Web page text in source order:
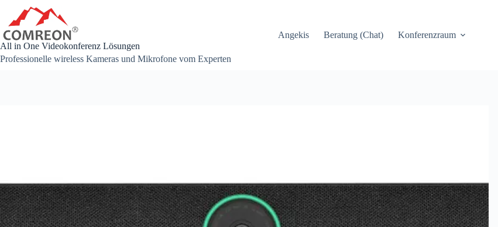
Inhalt
springen
All in One Videokonferenz Lösungen
Professionelle wireless Kameras und Mikrofone vom Experten
Angekis Beratung (Chat) Konferenzraum